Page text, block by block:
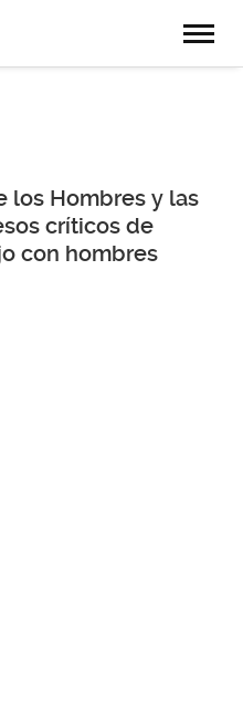
los Hombres y las
críticos de
con hombres